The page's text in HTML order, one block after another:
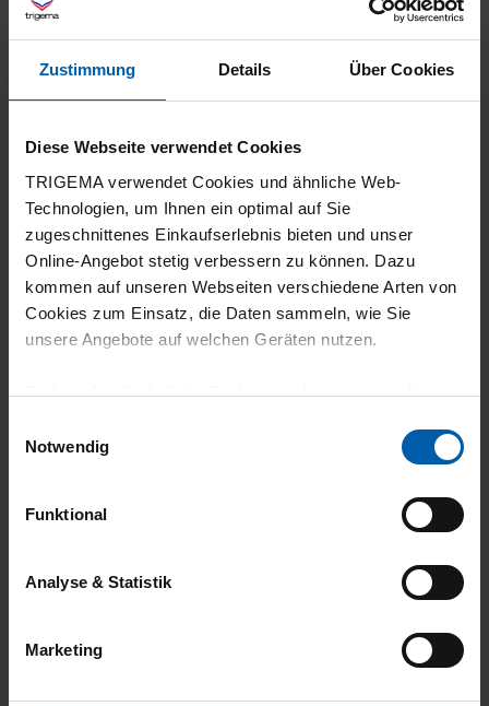
Zustimmung Details Über Cookies
Diese Webseite verwendet Cookies
TRIGEMA verwendet Cookies und ähnliche Web-
Technologien, um Ihnen ein optimal auf Sie
zugeschnittenes Einkaufserlebnis bieten und unser
Online-Angebot stetig verbessern zu können. Dazu
kommen auf unseren Webseiten verschiedene Arten von
Cookies zum Einsatz, die Daten sammeln, wie Sie
unsere Angebote auf welchen Geräten nutzen.
Technisch erforderliche Cookies sind eine notwendige
grundlegende Funktionen wie etwa zur Auswahl und
gewährleisten.
Für die Darstellung personalisierter Angebote, Anzeigen
und Inhalte aufgrund Ihres Nutzerverhaltens und Ihres
Zwecke zur Analyse und Optimierung unserer
Notwendig
Funktional
Analyse & Statistik
Marketing
26.07.2025
5
Qualität und Zuverlässigkeit positiv. Erfolg
für das Unternehmen.
19.05.2025
18.04.2025